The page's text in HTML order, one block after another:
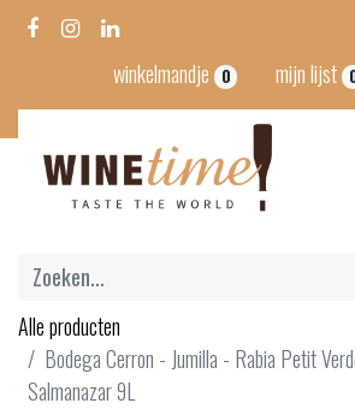
winkelmandje 0 mijn lijst
Alle producten
Bodega Cerron - Jumilla - Rabia Petit
Salmanazar 9L